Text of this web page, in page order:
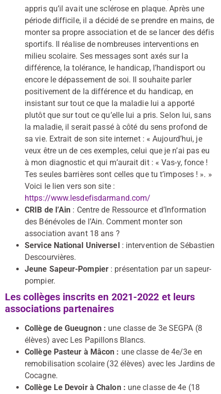
appris qu’il avait une sclérose en plaque. Après une
période difficile, il a décidé de se prendre en mains, de
monter sa propre association et de se lancer des défis
sportifs. Il réalise de nombreuses interventions en
milieu scolaire. Ses messages sont axés sur la
différence, la tolérance, le handicap, l’handisport ou
encore le dépassement de soi. Il souhaite parler
positivement de la différence et du handicap, en
insistant sur tout ce que la maladie lui a apporté
plutôt que sur tout ce qu’elle lui a pris. Selon lui, sans
la maladie, il serait passé à côté du sens profond de
sa vie. Extrait de son site internet : « Aujourd’hui, je
veux être un de ces exemples, celui que je n’ai pas eu
à mon diagnostic et qui m’aurait dit : « Vas-y, fonce !
Tes seules barrières sont celles que tu t’imposes ! ». »
Voici le lien vers son site :
https://www.lesdefisdarmand.com/
CRIB de l’Ain : Centre de Ressource et d’Information
des Bénévoles de l’Ain. Comment monter son
association avant 18 ans ?
Service National Universel: intervention de Sébastien
Descourvières.
Jeune Sapeur-Pompier : présentation par un sapeur-
pompier.
Les collèges inscrits en 2021-2022 et leurs
associations partenaires
Collège de Gueugnon : une classe de 3e SEGPA (8
élèves) avec Les Papillons Blancs.
Collège Pasteur à Mâcon : une classe de 4e/3e en
remobilisation scolaire (32 élèves) avec les Jardins de
Cocagne.
Collège Le Devoir à Chalon : une classe de 4e (18